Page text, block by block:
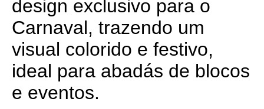
design exclusivo para o
Carnaval, trazendo um
visual colorido e festivo,
ideal para abadás de blocos
e eventos.